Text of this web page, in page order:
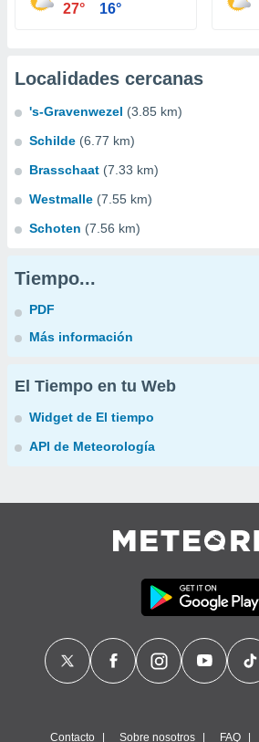
27° 16°
Localidades cercanas
's-Gravenwezel (3.85 km)
Schilde (6.77 km)
Brasschaat (7.33 km)
Westmalle (7.55 km)
Schoten (7.56 km)
Tiempo...
PDF
Más información
El Tiempo en tu Web
Widget de El tiempo
API de Meteorología
Contacto Sobre nosotros FAQ